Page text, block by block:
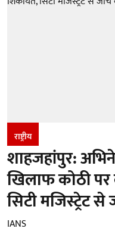
राष्ट्रीय
शाहजहांपुर:
खिलाफ कोठी
सिटी मजिस्ट्रेट
IANS